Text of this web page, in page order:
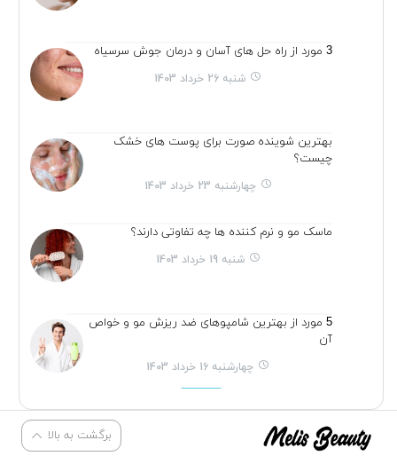
3 مورد از راه حل های آسان و درمان جوش سرسیاه
شنبه 26 خرداد 1403
بهترین شوینده صورت برای پوست های خشک
چیست؟
چهارشنبه 23 خرداد 1403
ماسک مو و نرم کننده ها چه تفاوتی دارند؟
شنبه 19 خرداد 1403
5 مورد از بهترین شامپوهای ضد ریزش مو و خواص
آن
چهارشنبه 16 خرداد 1403
برگشت به بالا